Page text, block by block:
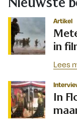
Artikel
in
Lees
In